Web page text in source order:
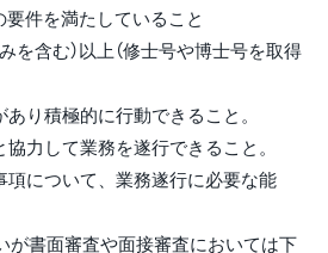
の要件を満たしていること
を含む）以上（修士号や博士号を取得
あり積極的に行動できること。
協力して業務を遂行できること。
項について、業務遂行に必要な能
が書面審査や面接審査においては下